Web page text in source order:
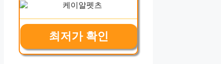
최저가 확인